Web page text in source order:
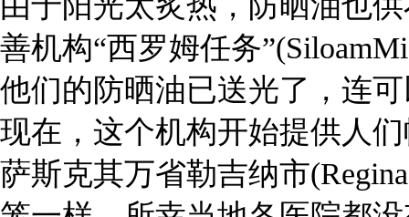
善机构“西罗姆任务
他们的防晒油已送光了，连
现在，这个机构开始提供人
萨斯克其万省勒吉纳市